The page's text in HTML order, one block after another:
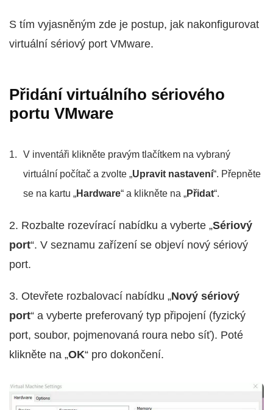
S tím vyjasněným zde je postup, jak nakonfigurovat
virtuální sériový port VMware.
Přidání virtuálního sériového
portu VMware
V inventáři klikněte pravým tlačítkem na vybraný
virtuální počítač a zvolte „Upravit nastavení“. Přepněte
se na kartu „Hardware“ a klikněte na „Přidat“.
2. Rozbalte rozevírací nabídku a vyberte „Sériový
port“. V seznamu zařízení se objeví nový sériový
port.
3. Otevřete rozbalovací nabídku „Nový sériový
port“ a vyberte preferovaný typ připojení (fyzický
port, soubor, pojmenovaná roura nebo síť). Poté
klikněte na „OK“ pro dokončení.